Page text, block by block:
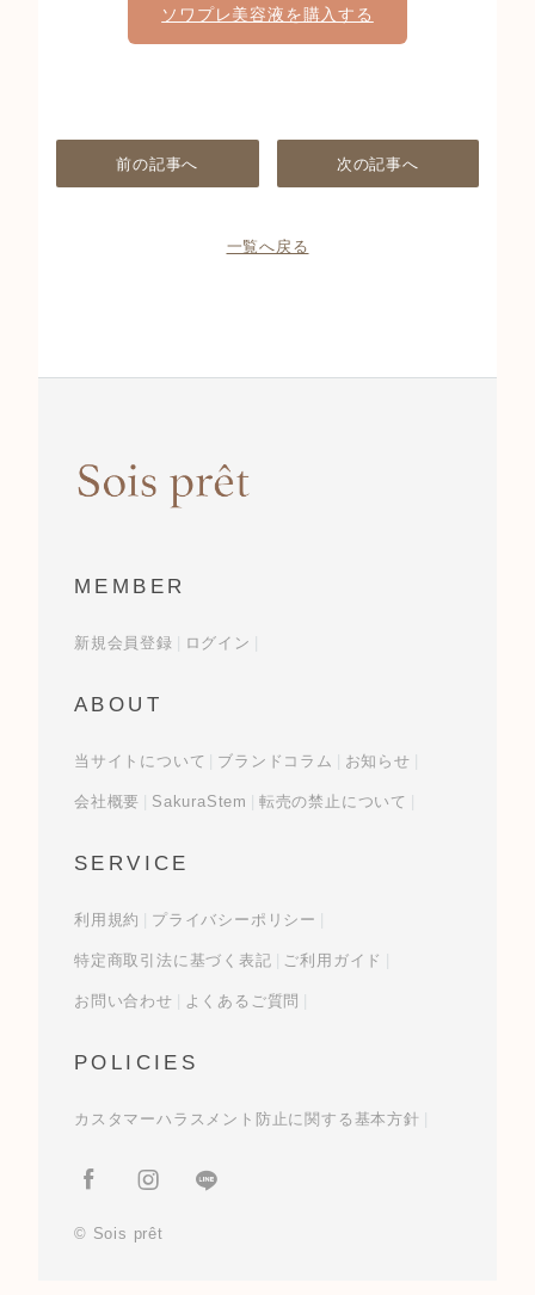
ソワプレ美容液を購入する
前の記事へ
一覧へ戻る
次の記事へ
MEMBER
新規会員登録 ログイン
ABOUT
当サイトについて ブランドコラム お知らせ
会社概要 SakuraStem 転売の禁止について
SERVICE
利用規約 プライバシーポリシー
特定商取引法に基づく表記 ご利用ガイド
お問い合わせ よくあるご質問
POLICIES
カスタマーハラスメント防止に関する基本方針
© Sois prêt